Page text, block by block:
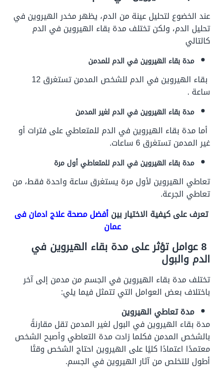
عند الخضوع لتحليل عينة من الدم، يظهر مخدر الهيروين في
تحليل الدم، ولكن تختلف مدة بقاء الهيروين في الدم
كالتالي
مدة بقاء الهيروين في الدم للمدمن
بقاء الهيروين في الدم للشخص المدمن تستغرق 12
ساعة .
مدة بقاء الهيروين في الدم لغير المدمن
أما مدة بقاء الهيروين في الدم للمتعاطي على فترات أو
غير المدمن تستغرق 6 ساعات.
مدة بقاء الهيروين في الدم للمتعاطي أول مرة
تعاطي الهيروين لأول مرة يستغرق ساعة واحدة فقط، من
تعاطي الجرعة.
تعرف على كيفية الاختيار بينأفضل مصحة علاج ادمان فى
عمان
8 عوامل تؤثر على مدة بقاء الهيروين في
الدم والبول
تختلفمدة بقاء الهيروين في الجسممن مدمن إلى آخر
باختلاف بعض العوامل التي تتمثل فيما يلي:
مدة تعاطي الهيروين
مدة بقاء الهيروين في البول لغير المدمن تقل مقارنةً
بالشخص المدمن فكلما زادت مدة التعاطي وأصبح الشخص
معتمدًا اعتمادًا كليًا على الهيروين احتاج الشخص وقتًا
أطول للتخلص من آثار الهيروين في الجسم.